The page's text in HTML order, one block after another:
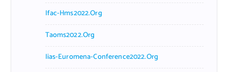
Ifac-Hms2022.org
Taoms2022.org
Iias-Euromena-Conference2022.org